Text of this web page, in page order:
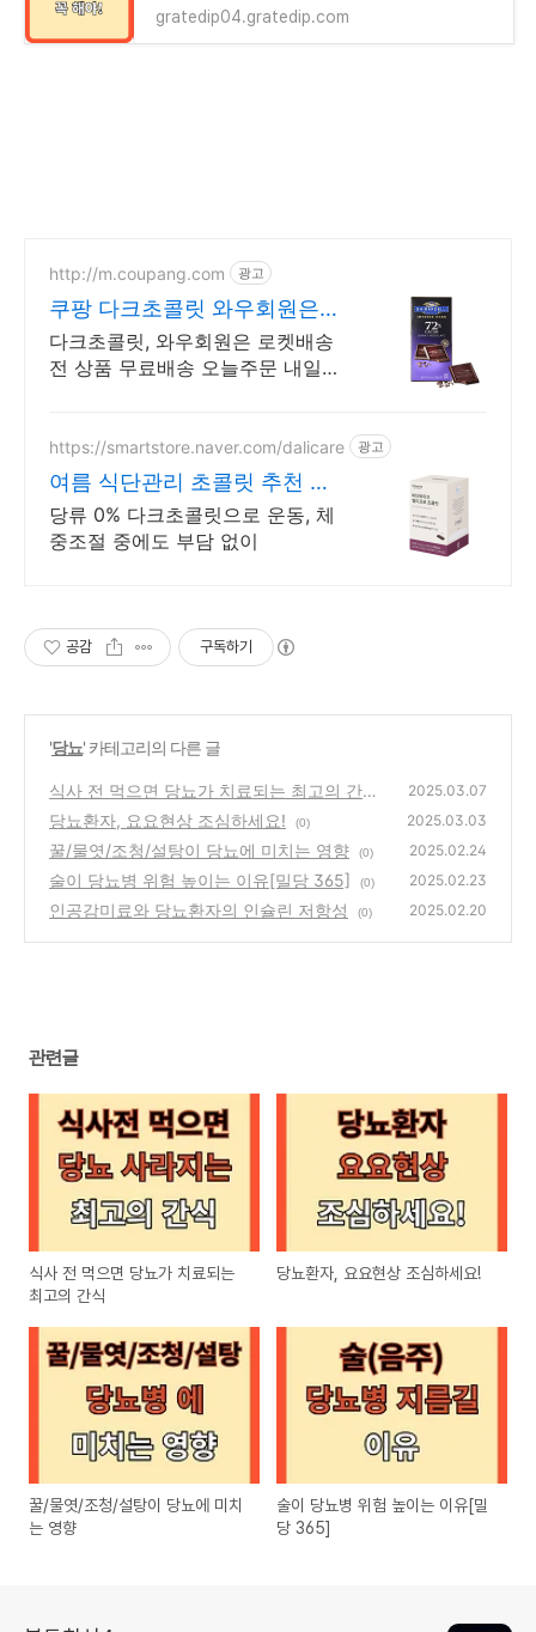
gratedip04.gratedip.com
http://m.coupang.com 광고
쿠팡 다크초콜릿 와우회원은
무제한 무료 배송
다크초콜릿, 와우회원은 로켓배송
전 상품 무료배송 오늘주문 내일도
게!
https://smartstore.naver.com/dalicare 광고
여름 식단관리 초콜릿 추천 특
별한 한입초콜릿
당류 0% 다크초콜릿으로 운동, 체
중조절 중에도 부담 없이
공감 구독하기
'당뇨' 카테고리의 다른 글
식사 전 먹으면 당뇨가 치료되는 최고의 간식
(0)
2025.03.07
당뇨환자, 요요현상 조심하세요! (0) 2025.03.03
꿀/물엿/조청/설탕이 당뇨에 미치는 영향 (0) 2025.02.24
술이 당뇨병 위험 높이는 이유[밀당 365] (0) 2025.02.23
인공감미료와 당뇨환자의 인슐린 저항성 (0) 2025.02.20
관련글
식사 전 먹으면 당뇨가 치료되는
최고의 간식
당뇨환자, 요요현상 조심하세요!
꿀/물엿/조청/설탕이 당뇨에 미치
는 영향
술이 당뇨병 위험 높이는 이유[밀
당 365]